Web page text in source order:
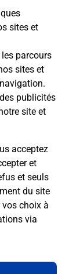
sites et
parcours
sites et
publicités
site et
acceptez
et
et seuls
du site
choix à
via
à 09h30